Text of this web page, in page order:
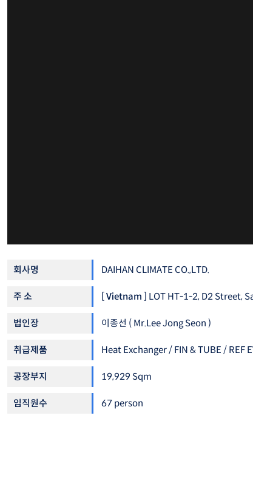
회사명 DAIHAN CLIMATE CO.,LTD.
주 소 [ Vietnam ] LOT HT-1-2, D2 Street,
법인장 이종선 ( Mr.Lee Jong Seon )
취급제품 Heat Exchanger / FIN & TUBE / REF
공장부지 19,929 Sqm
임직원수 67 person